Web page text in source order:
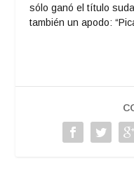
sólo ganó el título
también un apodo: